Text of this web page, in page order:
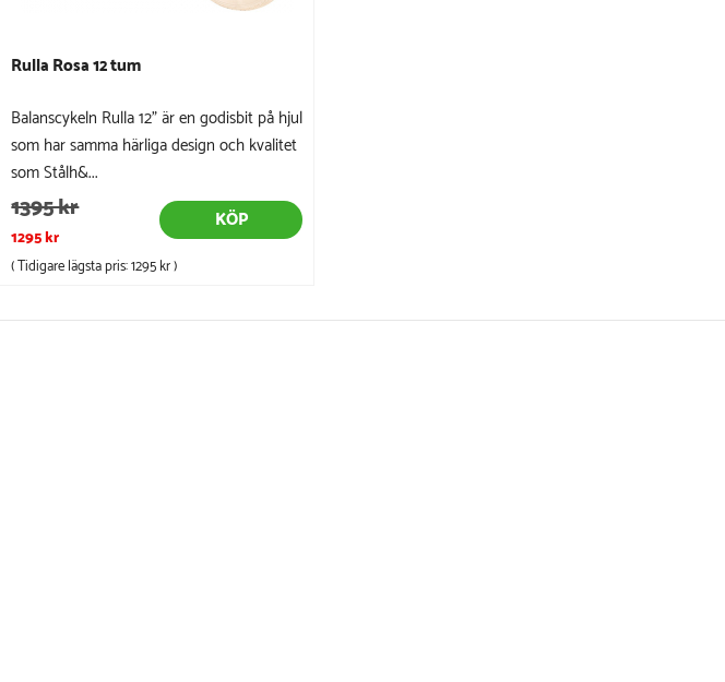
Rulla Rosa 12 tum
Balanscykeln Rulla 12" är en godisbit på hjul
som har samma härliga design och kvalitet
som Stålh&...
1395 kr
1295 kr
KÖP
( Tidigare lägsta pris:1295 kr)